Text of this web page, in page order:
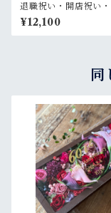
退職祝い・開店祝い
日祝い・還暦祝い【名
プリザーブドフラワー
ジ ウッドフレーム 木
¥12,100
同